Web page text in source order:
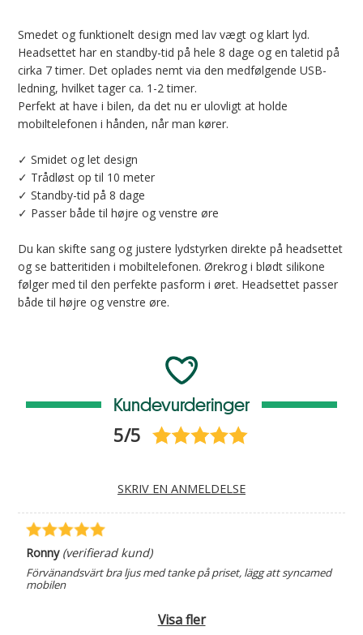
Smedet og funktionelt design med lav vægt og klart lyd.
Headsettet har en standby-tid på hele 8 dage og en taletid på
cirka 7 timer. Det oplades nemt via den medfølgende USB-
ledning, hvilket tager ca. 1-2 timer.
Perfekt at have i bilen, da det nu er ulovligt at holde
mobiltelefonen i hånden, når man kører.
✓ Smidet og let design
✓ Trådløst op til 10 meter
✓ Standby-tid på 8 dage
✓ Passer både til højre og venstre øre
Du kan skifte sang og justere lydstyrken direkte på headsettet
og se batteritiden i mobiltelefonen. Ørekrog i blødt silikone
følger med til den perfekte pasform i øret. Headsettet passer
både til højre og venstre øre.
Kundevurderinger
5/5
SKRIV EN ANMELDELSE
Ronny(verifierad kund)
Förvänandsvärt bra ljus med tanke på priset, lägg att syncamed
mobilen
Visa fler